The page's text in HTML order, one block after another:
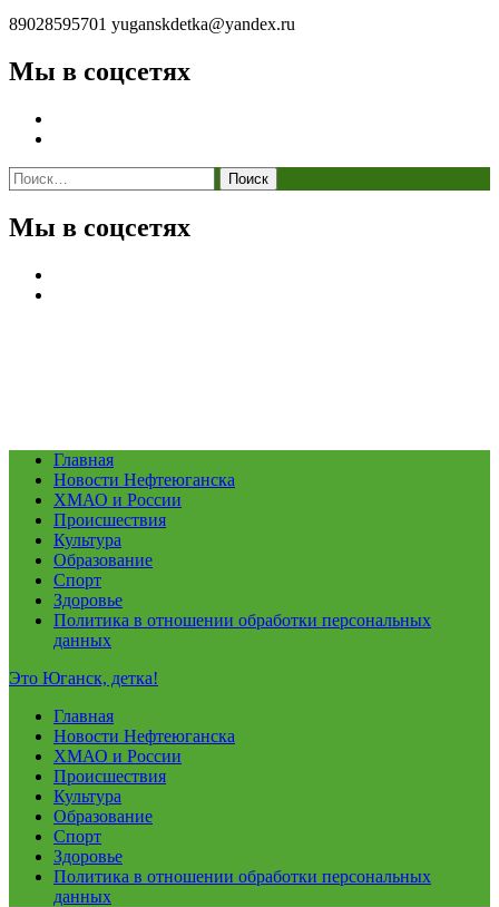
89028595701 yuganskdetka@yandex.ru
Мы в соцсетях
Найти:
Мы в соцсетях
Главная
Новости Нефтеюганска
ХМАО и России
Происшествия
Культура
Образование
Спорт
Здоровье
Политика в отношении обработки персональных
данных
Это Юганск, детка!
Главная
Новости Нефтеюганска
ХМАО и России
Происшествия
Культура
Образование
Спорт
Здоровье
Политика в отношении обработки персональных
данных